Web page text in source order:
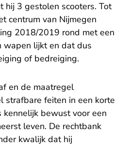
hij 3 gestolen scooters. Tot
centrum van Nijmegen
2018/2019 rond met een
lijkt en dat dus
of bedreiging.
en de maatregel
strafbare feiten in een korte
kennelijk bewust voor een
leven. De rechtbank
kwalijk dat hij